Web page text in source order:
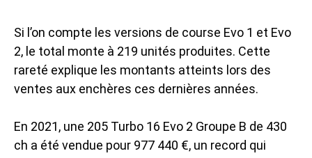
Si l’on compte les versions de course Evo 1 et Evo
2, le total monte à 219 unités produites. Cette
rareté explique les montants atteints lors des
ventes aux enchères ces dernières années.
En 2021, une 205 Turbo 16 Evo 2 Groupe B de 430
ch a été vendue pour 977 440 €, un record qui